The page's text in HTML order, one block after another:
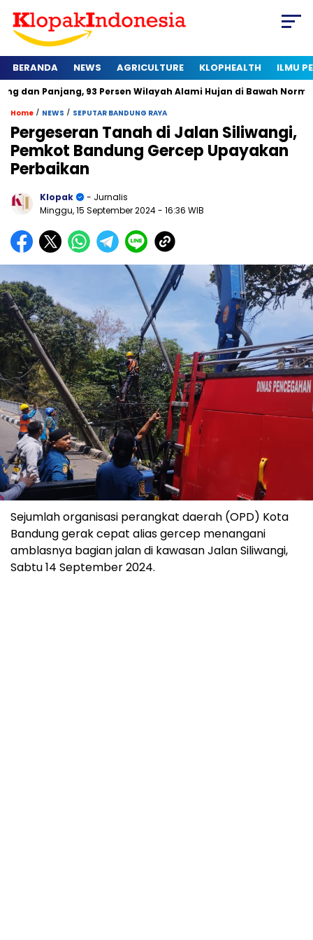
BERANDA NEWS AGRICULTURE KLOPHEALTH ILMU
93 Persen Wilayah Alami Hujan di Bawah Normal
Home / NEWS / SEPUTAR BANDUNG RAYA
Pergeseran Tanah di Jalan Siliwangi,
Pemkot Bandung Gercep Upayakan
Perbaikan
Klopak
- Jurnalis
Minggu, 15 September 2024- 16:36 WIB
Sejumlah organisasi perangkat daerah (OPD) Kota
Bandung gerak cepat alias gercep menangani
amblasnya bagian jalan di kawasan Jalan Siliwangi,
Sabtu 14 September 2024.